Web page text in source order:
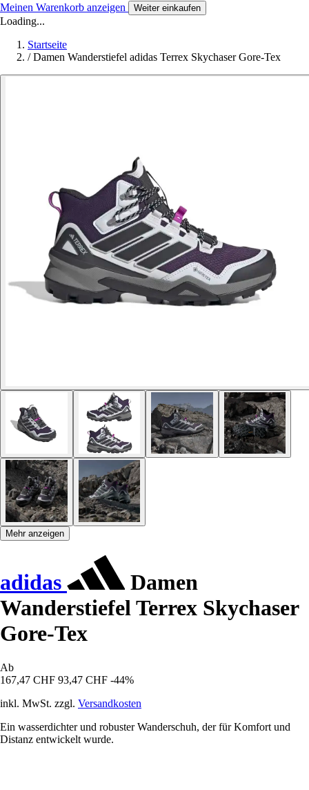
Meinen Warenkorb anzeigen Weiter einkaufen
Loading...
Startseite
/ Damen Wanderstiefel adidas Terrex Skychaser Gore-Tex
Mehr anzeigen
adidas
Damen
Wanderstiefel Terrex Skychaser
Gore-Tex
Ab
167,47 CHF 93,47 CHF -44%
inkl. MwSt. zzgl. Versandkosten
Ein wasserdichter und robuster Wanderschuh, der für Komfort und
Distanz entwickelt wurde.